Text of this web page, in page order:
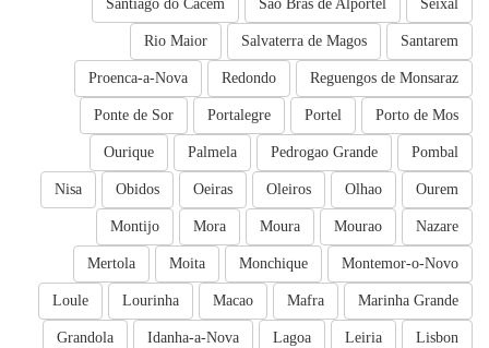
Seixal
Sao Bras de Alportel
Santiago do Cacem
Santarem
Salvaterra de Magos
Rio Maior
Reguengos de Monsaraz
Redondo
Proenca-a-Nova
Porto de Mos
Portel
Portalegre
Ponte de Sor
Pombal
Pedrogao Grande
Palmela
Ourique
Ourem
Olhao
Oleiros
Oeiras
Obidos
Nisa
Nazare
Mourao
Moura
Mora
Montijo
Montemor-o-Novo
Monchique
Moita
Mertola
Marinha Grande
Mafra
Macao
Lourinha
Loule
Lisbon
Leiria
Lagoa
Idanha-a-Nova
Grandola